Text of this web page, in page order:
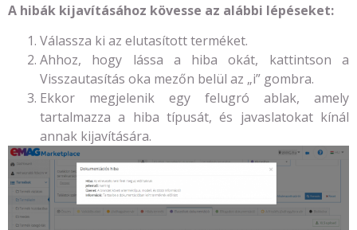
A hibák kijavításához kövesse az alábbi lépéseket:
Válassza ki az elutasított terméket.
Ahhoz, hogy lássa a hiba okát, kattintson a
Visszautasítás oka mezőn belül az „i” gombra.
Ekkor megjelenik egy felugró ablak, amely
tartalmazza a hiba típusát, és javaslatokat kínál
annak kijavítására.